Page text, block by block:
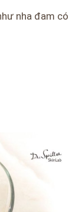
nha đam có